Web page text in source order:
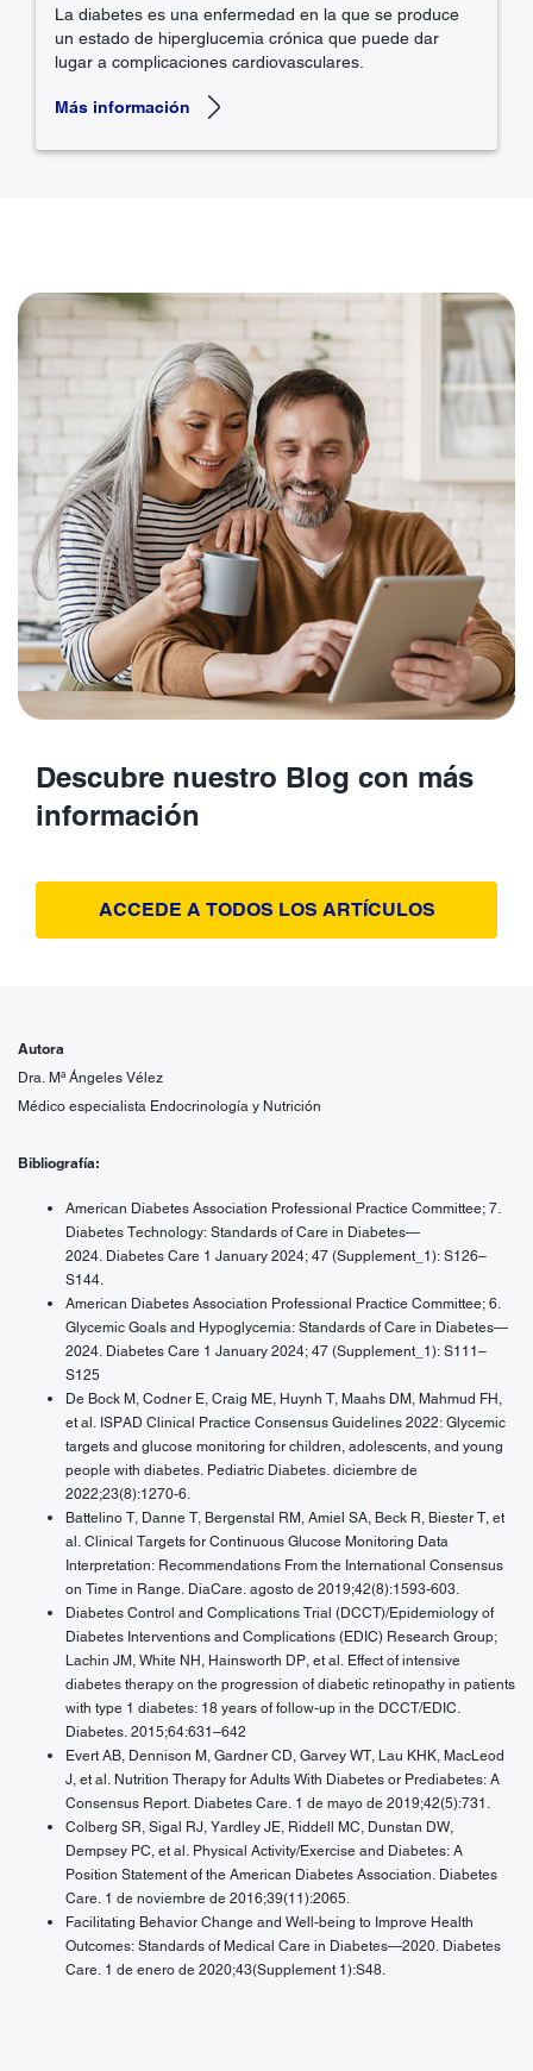
La diabetes es una enfermedad en la que se produce
un estado de hiperglucemia crónica que puede dar
lugar a complicaciones cardiovasculares.
Más información
Descubre nuestro Blog con más
información
ACCEDE A TODOS LOS ARTÍCULOS
Autora
Dra. Mª Ángeles Vélez
Médico especialista Endocrinología y Nutrición
Bibliografía:
American Diabetes Association Professional Practice Committee; 7.
Diabetes Technology: Standards of Care in Diabetes—
2024. Diabetes Care 1 January 2024; 47 (Supplement_1): S126–
S144.
American Diabetes Association Professional Practice Committee; 6.
Glycemic Goals and Hypoglycemia: Standards of Care in Diabetes—
2024. Diabetes Care 1 January 2024; 47 (Supplement_1): S111–
S125
De Bock M, Codner E, Craig ME, Huynh T, Maahs DM, Mahmud FH,
et al. ISPAD Clinical Practice Consensus Guidelines 2022: Glycemic
targets and glucose monitoring for children, adolescents, and young
people with diabetes. Pediatric Diabetes. diciembre de
2022;23(8):1270-6.
Battelino T, Danne T, Bergenstal RM, Amiel SA, Beck R, Biester T, et
al. Clinical Targets for Continuous Glucose Monitoring Data
Interpretation: Recommendations From the International Consensus
on Time in Range. DiaCare. agosto de 2019;42(8):1593-603.
Diabetes Control and Complications Trial (DCCT)/Epidemiology of
Diabetes Interventions and Complications (EDIC) Research Group;
Lachin JM, White NH, Hainsworth DP, et al. Effect of intensive
diabetes therapy on the progression of diabetic retinopathy in patients
with type 1 diabetes: 18 years of follow-up in the DCCT/EDIC.
Diabetes. 2015;64:631–642
Evert AB, Dennison M, Gardner CD, Garvey WT, Lau KHK, MacLeod
J, et al. Nutrition Therapy for Adults With Diabetes or Prediabetes: A
Consensus Report. Diabetes Care. 1 de mayo de 2019;42(5):731.
Colberg SR, Sigal RJ, Yardley JE, Riddell MC, Dunstan DW,
Dempsey PC, et al. Physical Activity/Exercise and Diabetes: A
Position Statement of the American Diabetes Association. Diabetes
Care. 1 de noviembre de 2016;39(11):2065.
Facilitating Behavior Change and Well-being to Improve Health
Outcomes: Standards of Medical Care in Diabetes—2020. Diabetes
Care. 1 de enero de 2020;43(Supplement 1):S48.